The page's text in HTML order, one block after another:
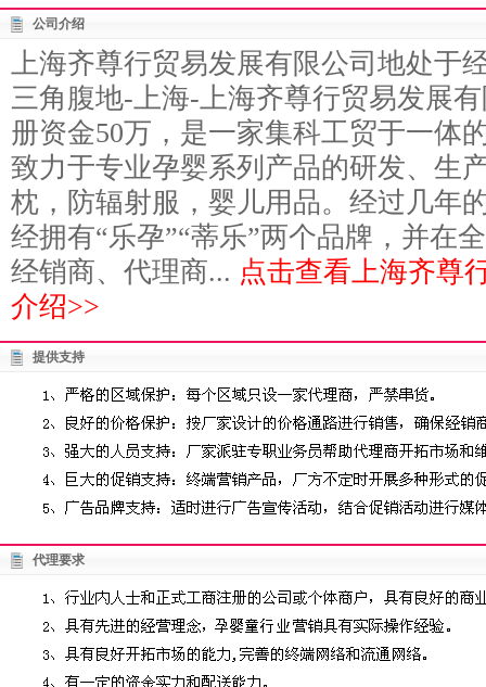
公司介绍
上海齐尊行贸易发展有限公司地处于
三角腹地-上海-上海齐尊行贸易发展
册资金50万，是一家集科工贸于一体
致力于专业孕婴系列产品的研发、生
枕，防辐射服，婴儿用品。经过几年
经拥有“乐孕”“蒂乐”两个品牌，并在
经销商、代理商... 点击查看上海齐尊
介绍>>
提供支持
代理要求